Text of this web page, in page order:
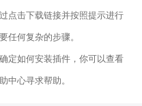
点击下载链接并按照提示进行
任何复杂的步骤。
定如何安装插件，你可以查看
中心寻求帮助。